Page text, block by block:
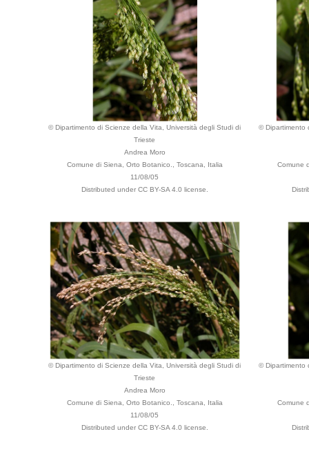
© Dipartimento di Scienze della Vita, Università degli Studi di
Trieste
Andrea Moro
Comune di Siena, Orto Botanico., Toscana, Italia
11/08/05
Distributed under CC BY-SA 4.0 license.
© Dipartimento
Comune
© Dipartimento di Scienze della Vita, Università degli Studi di
Trieste
Andrea Moro
Comune di Siena, Orto Botanico., Toscana, Italia
11/08/05
Distributed under CC BY-SA 4.0 license.
© Dipartimento
Comune